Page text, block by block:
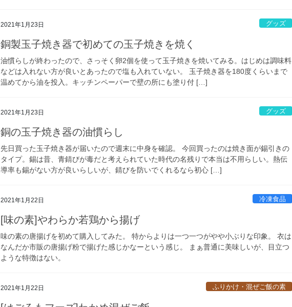
2021年1月23日 グッズ
銅製玉子焼き器で初めての玉子焼きを焼く
油慣らしが終わったので、さっそく卵2個を使って玉子焼きを焼いてみる。はじめは調味料
などは入れない方が良いとあったので塩も入れていない。 玉子焼き器を180度くらいまで
温めてから油を投入。キッチンペーパーで壁の所にも塗り付 […]
2021年1月23日 グッズ
銅の玉子焼き器の油慣らし
先日買った玉子焼き器が届いたので週末に中身を確認。 今回買ったのは焼き面が錫引きの
タイプ。錫は昔、青錆びが毒だと考えられていた時代の名残りで本当は不用らしい。熱伝
導率も錫がない方が良いらしいが、錆びを防いでくれるなら初心 […]
2021年1月22日 冷凍食品
[味の素]やわらか若鶏から揚げ
味の素の唐揚げを初めて購入してみた。 特からよりは一つ一つがやや小ぶりな印象。 衣は
なんだか市販の唐揚げ粉で揚げた感じかなーという感じ。 まぁ普通に美味しいが、目立つ
ような特徴はない。
2021年1月22日 ふりかけ・混ぜご飯の素